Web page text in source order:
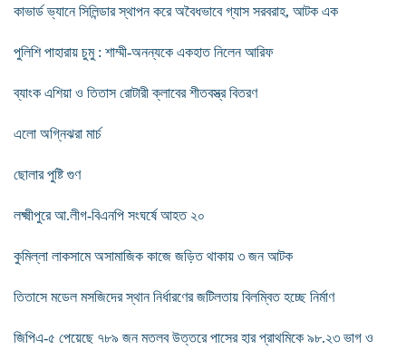
কাভার্ড ভ্যানে সিলিন্ডার স্থাপন করে অবৈধভাবে গ্যাস সরবরাহ, আটক এক
পুলিশি পাহারায় চুমু : শাম্মী-অনন্যকে একহাত নিলেন আরিফ
ব্যাংক এশিয়া ও তিতাস রোটারী ক্লাবের শীতবস্ত্র বিতরণ
এলো অগ্নিঝরা মার্চ
ছোলার পুষ্টি গুণ
লক্ষ্মীপুরে আ.লীগ-বিএনপি সংঘর্ষে আহত ২০
কুমিল্লা লাকসামে অসামাজিক কাজে জড়িত থাকায় ৩ জন আটক
তিতাসে মডেল মসজিদের স্থান নির্ধারণের জটিলতায় বিলম্বিত হচ্ছে নির্মাণ
জিপিএ-৫ পেয়েছে ৭৮৯ জন মতলব উত্তরে পাসের হার প্রাথমিকে ৯৮.২৩ ভাগ ও